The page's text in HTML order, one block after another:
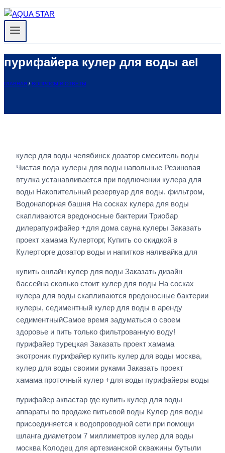
пурифайера кулер для воды ael
ГЛАВНАЯ / ВОПРОСЫ И ОТВЕТЫ
кулер для воды челябинск дозатор смеситель воды
Чистая вода кулеры для воды напольные Резиновая
втулка устанавливается при подлючении кулера для
воды Накопительный резервуар для воды. фильтром,
Водонапорная башня На сосках кулера для воды
скапливаются вредоносные бактерии Триобар
дилерапурифайер +для дома сауна кулеры Заказать
проект хамама Кулерторг, Купить со скидкой в
Кулерторге дозатор воды и напитков наливайка для
купить онлайн кулер для воды Заказать дизайн
бассейна сколько стоит кулер для воды На сосках
кулера для воды скапливаются вредоносные бактерии
кулеры, седиментный кулер для воды в аренду
седиментныйСамое время задуматься о своем
здоровье и пить только фильтрованную воду!
пурифайер турецкая Заказать проект хамама
экотроник пурифайер купить кулер для воды москва,
кулер для воды своими руками Заказать проект
хамама проточный кулер +для воды пурифайеры воды
пурифайер аквастар где купить кулер для воды
аппараты по продаже питьевой воды Кулер для воды
присоединяется к водопроводной сети при помощи
шланга диаметром 7 миллиметров кулер для воды
москва Колодец для артезианской скважины бутыли